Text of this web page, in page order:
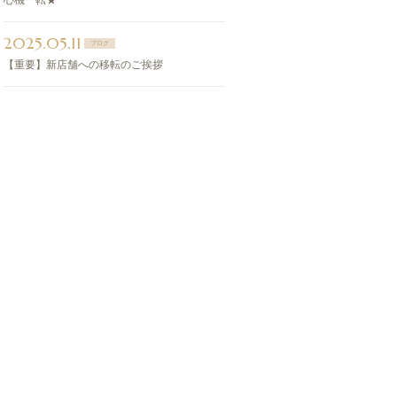
2025.05.11 ブログ
【重要】新店舗への移転のご挨拶